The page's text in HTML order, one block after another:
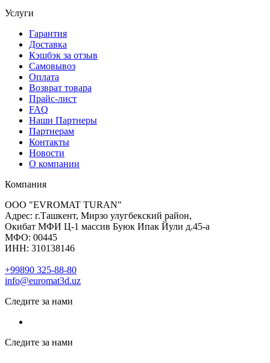
Услуги
Гарантия
Доставка
Кэшбэк за отзыв
Самовывоз
Оплата
Возврат товара
Прайс-лист
FAQ
Наши Партнеры
Партнерам
Контакты
Новости
О компании
Компания
ООО "EVROMAT TURAN"
Адрес: г.Ташкент, Мирзо улугбекский район,
Окибат МФИ Ц-1 массив Буюк Ипак Йули д.45-а
МФО: 00445
ИНН: 310138146
+99890 325-88-80
info@euromat3d.uz
Следите за нами
Следите за нами